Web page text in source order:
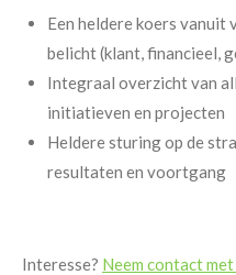
Een heldere koers vanuit
belicht (klant, financieel,
Integraal overzicht van
initiatieven en projecten
Heldere sturing op de
resultaten en voortgang
Interesse? Neem contact